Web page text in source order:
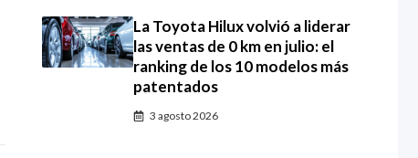
La Toyota Hilux volvió a liderar
las ventas de 0 km en julio: el
ranking de los 10 modelos más
patentados
3 agosto 2026